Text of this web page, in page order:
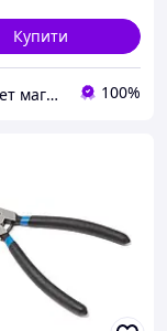
Купити
Интернет магазин "3 щітки" 100%